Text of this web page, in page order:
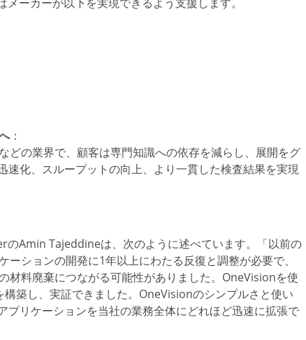
：
どの業界で、顧客は専門知識への依存を減らし、展開をグ
速化、スループットの向上、より一貫した検査結果を実現
Amin Tajeddineは、次のように述べています。「以前の
ションの開発に1年以上にわたる反復と調整が必要で、
材料廃棄につながる可能性がありました。OneVisionを使
築し、実証できました。OneVisionのシンプルさと使い
リケーションを当社の業務全体にどれほど迅速に拡張で